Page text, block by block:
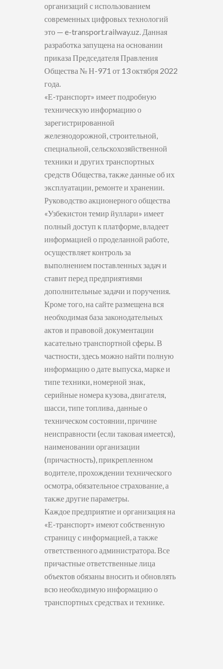
организаций с использованием
современных цифровых технологий
это — e-transport.railway.uz. Данная
разработка запущена на основании
приказа Председателя Правления
Общества № Н-971 от 13 октября 2022
года.
«Е-транспорт» имеет подробную
техническую информацию о
зарегистрированной
железнодорожной, строительной,
специальной, сельскохозяйственной
техники и других транспортных
средств Общества, также данные об их
эксплуатации, ремонте и хранении.
Руководство акционерного общества
«Узбекистон темир йуллари» имеет
полный доступ к платформе, владеет
информацией о проделанной работе,
осуществляет контроль за
выполнением поставленных задач и
ставит перед предприятиями
дополнительные задачи и поручения.
Кроме того, на сайте размещена вся
необходимая база законодательных
актов и правовой документации
касательно транспортной сферы. В
частности, здесь можно найти полную
информацию о дате выпуска, марке и
типе техники, номерной знак,
серийные номера кузова, двигателя,
шасси, типе топлива, данные о
техническом состоянии, причине
неисправности (если таковая имеется),
наименовании организации
(причастность), прикрепленном
водителе, прохождении технического
осмотра, обязательное страхование, а
также другие параметры.
Каждое предприятие и организация на
«Е-транспорт» имеют собственную
страницу с информацией, а также
ответственного администратора. Все
причастные ответственные лица
объектов обязаны вносить и обновлять
всю необходимую информацию о
транспортных средствах и технике.